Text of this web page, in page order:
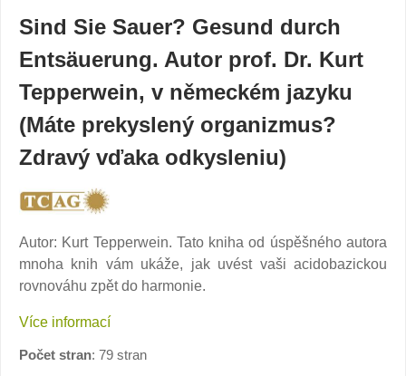
Sind Sie Sauer? Gesund durch
Entsäuerung. Autor prof. Dr. Kurt
Tepperwein, v německém jazyku
(Máte prekyslený organizmus?
Zdravý vďaka odkysleniu)
Autor: Kurt Tepperwein. Tato kniha od úspěšného autora
mnoha knih vám ukáže, jak uvést vaši acidobazickou
rovnováhu zpět do harmonie.
Více informací
Počet stran: 79 stran